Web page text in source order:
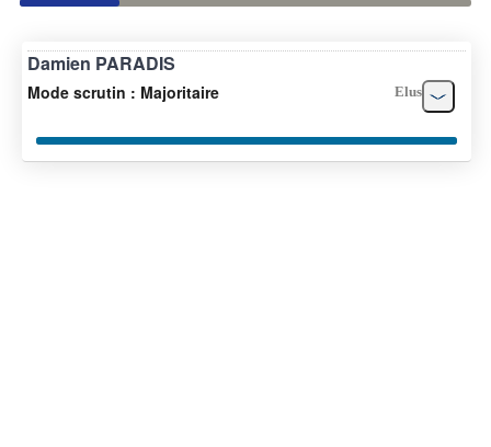
Damien PARADIS
Mode scrutin : Majoritaire Elus